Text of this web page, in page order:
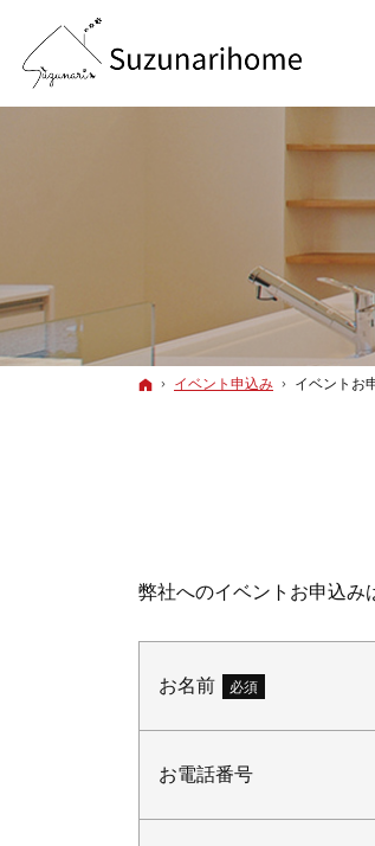
ホーム
イベント申込み イベントお
弊社へのイベントお申込み
お名前 必須
お電話番号